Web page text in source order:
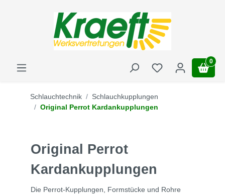
0
Schlauchtechnik
Schlauchkupplungen
Original Perrot Kardankupplungen
Original Perrot
Kardankupplungen
Die Perrot-Kupplungen, Formstücke und Rohre